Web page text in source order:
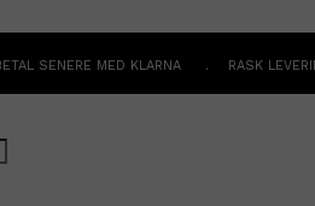
SENERE MED KLARNA . RASK